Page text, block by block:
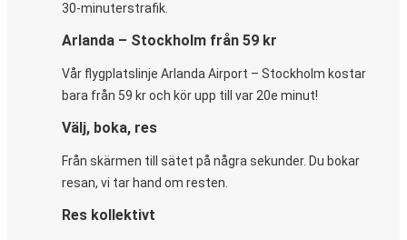
30-minuterstrafik.
Arlanda – Stockholm från 59 kr
Vår flygplatslinje Arlanda Airport – Stockholm kostar
bara från 59 kr och kör upp till var 20e minut!
Välj, boka, res
Från skärmen till sätet på några sekunder. Du bokar
resan, vi tar hand om resten.
Res kollektivt